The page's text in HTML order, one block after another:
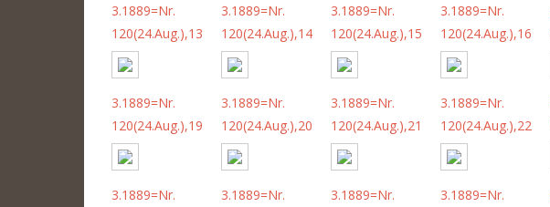
3.1889=Nr.
120(24.Aug.),13
3.1889=Nr.
120(24.Aug.),14
3.1889=Nr.
120(24.Aug.),15
3.1889=Nr.
120(24.Aug.),16
3.1889=Nr.
120(24.Aug.),19
3.1889=Nr.
120(24.Aug.),20
3.1889=Nr.
120(24.Aug.),21
3.1889=Nr.
120(24.Aug.),22
3.1889=Nr.
3.1889=Nr.
3.1889=Nr.
3.1889=Nr.